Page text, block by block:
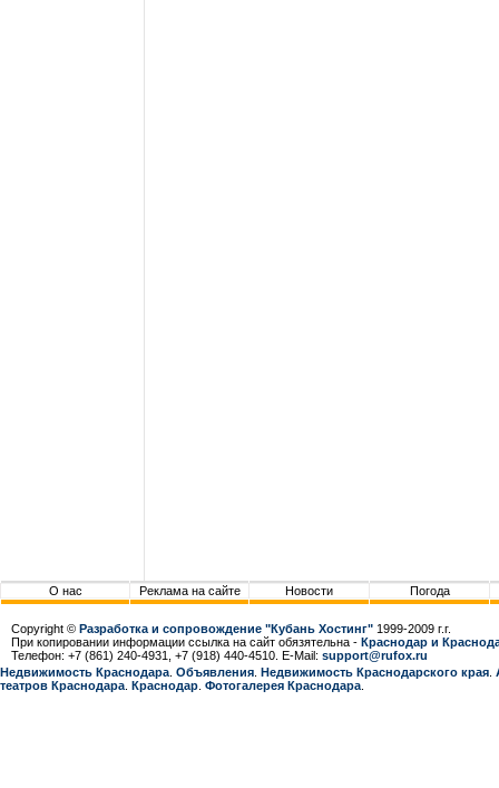
О нас Реклама на сайте Новости Погода
Copyright © Разработка и сопровождение "Кубань Хостинг" 1999-2009 г.г.
При копировании информации ссылка на сайт обязятельна - Краснодар и
Телефон: +7 (861) 240-4931, +7 (918) 440-4510. E-Mail: support@rufox.ru
Недвижимость Краснодара Объявления Недвижимость Краснодарcкого края
театров Краснодара Краснодар Фотогалерея Краснодара